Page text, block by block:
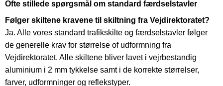
Ofte stillede spørgsmål om standard færdselstavler
Følger skiltene kravene til skiltning fra Vejdirektoratet?
Ja. Alle vores standard trafikskilte og færdselstavler følger
de generelle krav for størrelse of udformning fra
Vejdirektoratet. Alle skiltene bliver lavet i vejrbestandig
aluminium i 2 mm tykkelse samt i de korrekte størrelser,
farver, udformninger og reflekstyper.